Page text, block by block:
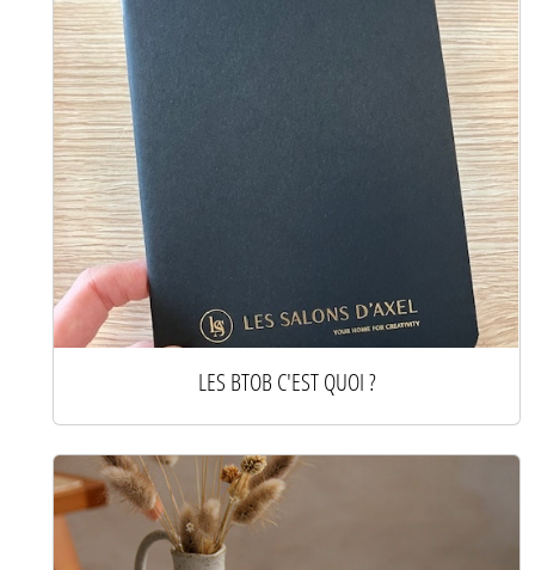
LES BTOB C'EST QUOI ?